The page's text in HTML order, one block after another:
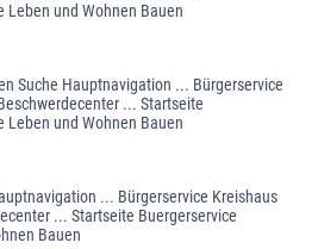
Leben und Wohnen Bauen
Suche Hauptnavigation ... Bürgerservice
... Startseite
Leben und Wohnen Bauen
... Bürgerservice Kreishaus
... Startseite Buergerservice
Bauen